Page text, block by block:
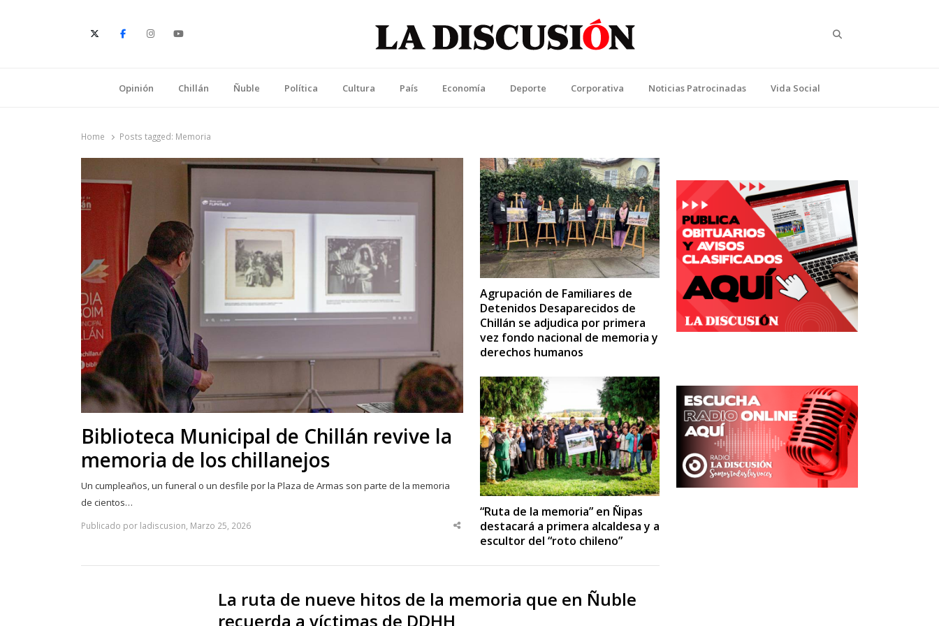
Opinión Chillán Ñuble Política Cultura País Economía Deporte Corporativa Noticias Patrocinadas Vida Social
Home Posts tagged: Memoria
Biblioteca Municipal de Chillán revive la
memoria de los chillanejos
Un cumpleaños, un funeral o un desfile por la Plaza de Armas son parte de la memoria
de cientos…
Publicado por ladiscusion, Marzo 25, 2026
Share
Agrupación de Familiares de
Detenidos Desaparecidos de
Chillán se adjudica por primera
vez fondo nacional de memoria y
derechos humanos
“Ruta de la memoria” en Ñipas
destacará a primera alcaldesa y a
escultor del “roto chileno”
La ruta de nueve hitos de la memoria que en Ñuble
recuerda a víctimas de DDHH